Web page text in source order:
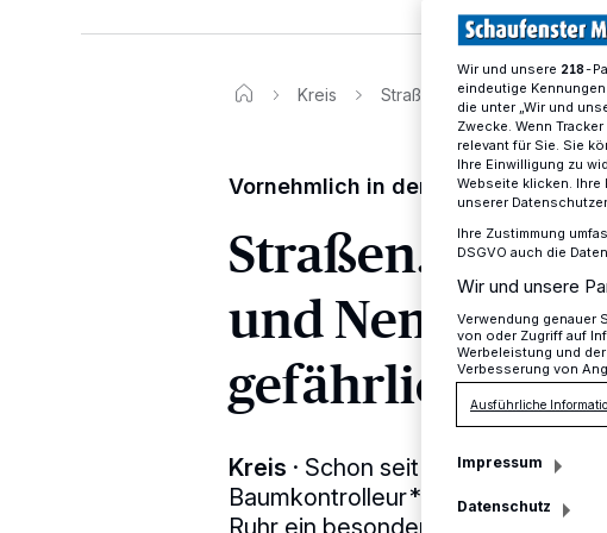
Kreis Straßen.NRW. Mit
Vornehmlich in den Abenstunden
Straßen.NRW.
und
gefährliche
Kreis · Schon seit Wochen haben
Baumkontrolleur*innen der
Ruhr ein besonderes Auge auf die
Wir und unsere 218-
eindeutige
die unter „Wir und
Zwecke. Wenn
relevant für Sie. Sie
Ihre Einwilligung zu
Webseite klicken.
unserer
Ihre Zustimmung
DSGVO auch die
Wir und unsere
Verwendung genauer
von oder Zugriff auf
Werbeleistung und
Verbesserung von
Ausführliche
Impressum
Datenschutz